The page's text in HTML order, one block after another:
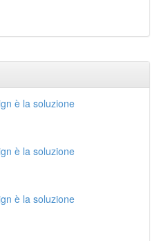
è la soluzione
è la soluzione
è la soluzione